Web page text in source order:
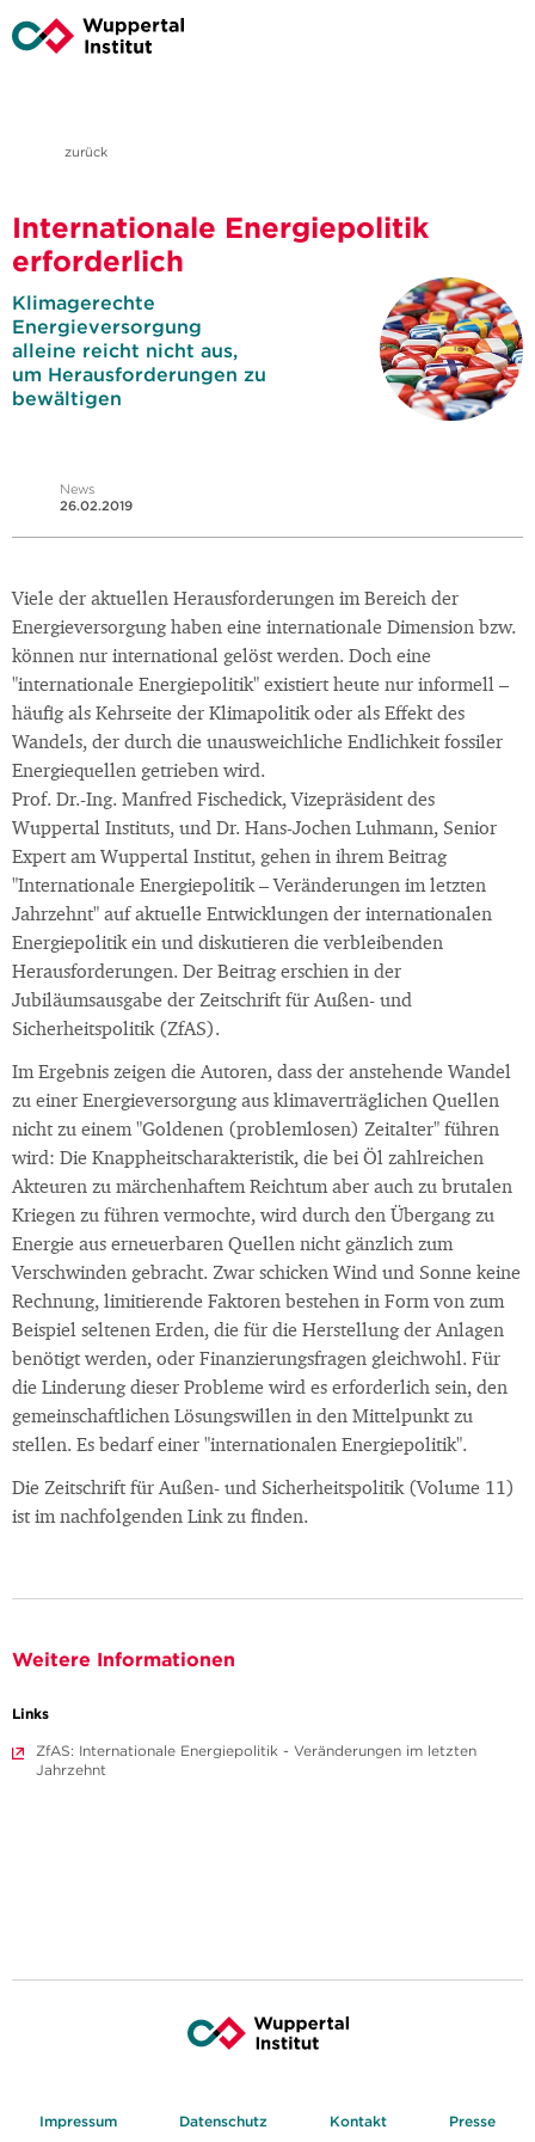
zurück
Internationale Energiepolitik
erforderlich
Klimagerechte
Energieversorgung
alleine reicht nicht aus,
um Herausforderungen zu
bewältigen
News
26.02.2019
Viele der aktuellen Herausforderungen im Bereich der
Energieversorgung haben eine internationale Dimension bzw.
können nur international gelöst werden. Doch eine
"internationale Energiepolitik" existiert heute nur informell –
häufig als Kehrseite der Klimapolitik oder als Effekt des
Wandels, der durch die unausweichliche Endlichkeit fossiler
Energiequellen getrieben wird.
Prof. Dr.-Ing. Manfred Fischedick, Vizepräsident des
Wuppertal Instituts, und Dr. Hans-Jochen Luhmann, Senior
Expert am Wuppertal Institut, gehen in ihrem Beitrag
"Internationale Energiepolitik – Veränderungen im letzten
Jahrzehnt" auf aktuelle Entwicklungen der internationalen
Energiepolitik ein und diskutieren die verbleibenden
Herausforderungen. Der Beitrag erschien in der
Jubiläumsausgabe der Zeitschrift für Außen- und
Sicherheitspolitik (ZfAS).
Im Ergebnis zeigen die Autoren, dass der anstehende Wandel
zu einer Energieversorgung aus klimaverträglichen Quellen
nicht zu einem "Goldenen (problemlosen) Zeitalter" führen
wird: Die Knappheitscharakteristik, die bei Öl zahlreichen
Akteuren zu märchenhaftem Reichtum aber auch zu brutalen
Kriegen zu führen vermochte, wird durch den Übergang zu
Energie aus erneuerbaren Quellen nicht gänzlich zum
Verschwinden gebracht. Zwar schicken Wind und Sonne keine
Rechnung, limitierende Faktoren bestehen in Form von zum
Beispiel seltenen Erden, die für die Herstellung der Anlagen
benötigt werden, oder Finanzierungsfragen gleichwohl. Für
die Linderung dieser Probleme wird es erforderlich sein, den
gemeinschaftlichen Lösungswillen in den Mittelpunkt zu
stellen. Es bedarf einer "internationalen Energiepolitik".
Die Zeitschrift für Außen- und Sicherheitspolitik (Volume 11)
ist im nachfolgenden Link zu finden.
Weitere Informationen
Links
ZfAS: Internationale Energiepolitik - Veränderungen im letzten
Jahrzehnt
Impressum Datenschutz Kontakt Presse